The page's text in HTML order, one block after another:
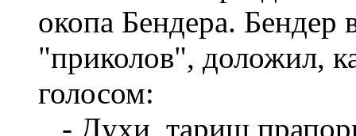
окопа Бендера. Бендер
"приколов", доложил,
голосом:
- Духи, тарищ